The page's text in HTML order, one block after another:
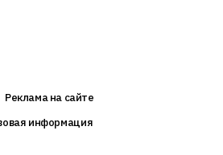
Реклама на сайте
информация